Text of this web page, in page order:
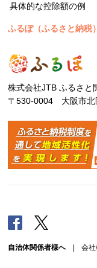
具体的な控除額の例
ふるぽ（ふるさと納税
株式会社JTB ふるさと
〒530-0004 大阪市北
Facebook
自治体関係者様へ| 会